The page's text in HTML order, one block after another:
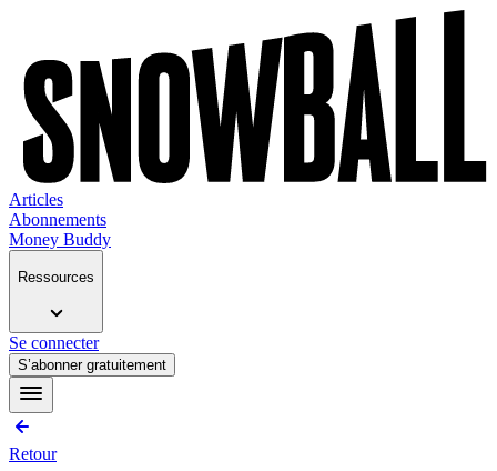
Articles
Abonnements
Money Buddy
Ressources
Se connecter
S’abonner gratuitement
Retour